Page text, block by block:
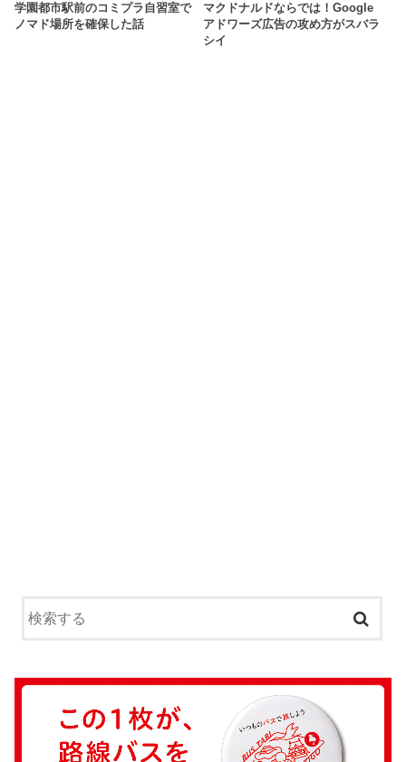
学園都市駅前のコミプラ自習室で
ノマド場所を確保した話
マクドナルドならでは！Google
アドワーズ広告の攻め方がスバラ
シイ